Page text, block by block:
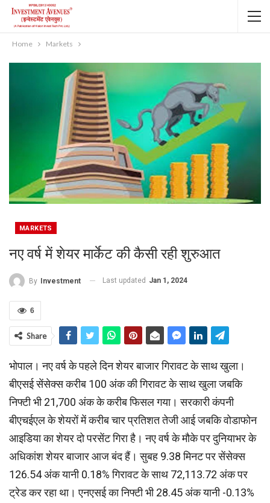
Home Markets
MARKETS
नए वर्ष में शेयर मार्केट की कैसी रही शुरुआत
By Investment Last updated Jan 1, 2024
6
Share
भोपाल। नए वर्ष के पहले दिन शेयर बाजार गिरावट के साथ खुला।
बीएसई सेंसेक्स करीब 100 अंक की गिरावट के साथ खुला जबकि
निफ्टी भी 21,700 अंक के करीब फिसल गया। सरकारी कंपनी
बीएचईएल के शेयरों में करीब चार प्रतिशत तेजी आई जबकि वोडाफोन
आइडिया का शेयर दो परसेंट गिरा है। नए वर्ष के मौके पर दुनियाभर के
अधिकांश शेयर बाजार आज बंद हैं। सुबह 9.38 मिनट पर सेंसेक्स
126.54 अंक यानी 0.18% गिरावट के साथ 72,113.72 अंक पर
ट्रेड कर रहा था। एनएसई का निफ्टी भी 28.45 अंक यानी -0.13%